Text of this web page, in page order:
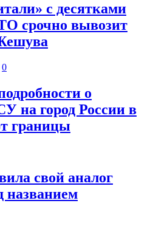
с десятками
срочно вывозит
0
о
на город России в
границы
свой аналог
названием